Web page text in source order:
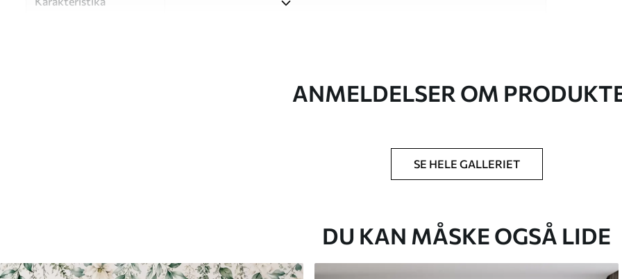
Billedet printes i den størrelse, du har angivet, og skæres i identiske
kan rengøres med vand.
ANMELDELSER OM
SE HELE GALLERIET
DU KAN MÅSKE OGSÅ LIDE